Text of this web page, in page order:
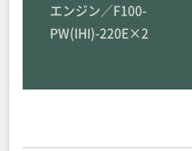
エンジン／F100-
PW(IHI)-220E×2